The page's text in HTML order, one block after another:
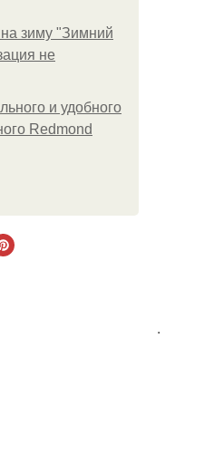
зиму "Зимний
не
и удобного
Redmond
.